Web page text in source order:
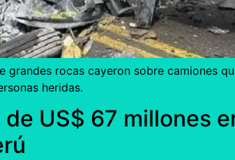
rocas cayeron sobre camiones
heridas.
US$ 67 millones